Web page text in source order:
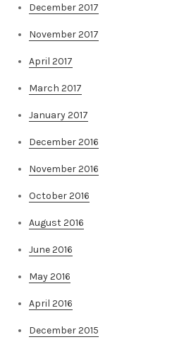
December 2017
November 2017
April 2017
March 2017
January 2017
December 2016
November 2016
October 2016
August 2016
June 2016
May 2016
April 2016
December 2015